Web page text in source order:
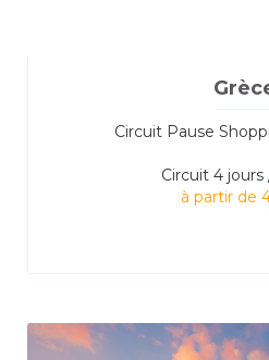
Circuit Pause
Circuit 4 jours
à partir de